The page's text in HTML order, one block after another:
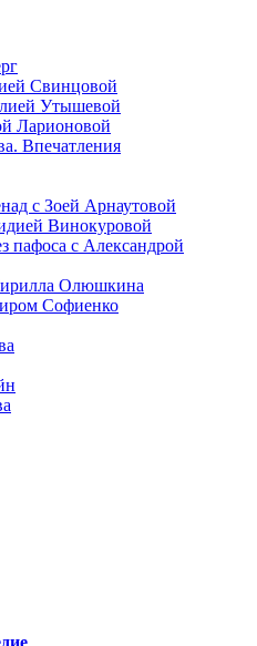
Свинцовой
Утышевой
Ларионовой
Впечатления
с Зоей Арнаутовой
Винокуровой
пафоса с Александрой
Олюшкина
Софиенко